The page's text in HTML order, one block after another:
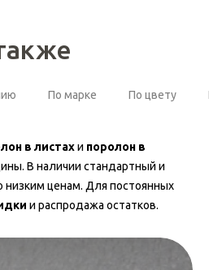
По марке По цвету
в листахи поролон в
В наличии стандартный и
низким ценам. Для постоянных
и распродажа остатков.